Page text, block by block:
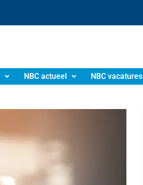
NBC actueel NBC vacatures